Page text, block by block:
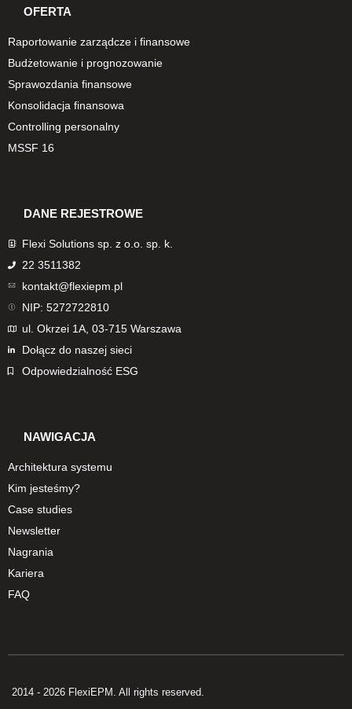
OFERTA
Raportowanie zarządcze i finansowe
Budżetowanie i prognozowanie
Sprawozdania finansowe
Konsolidacja finansowa
Controlling personalny
MSSF 16
DANE REJESTROWE
Flexi Solutions sp. z o.o. sp. k.
22 3511382
kontakt@flexiepm.pl
NIP: 5272722810
ul. Okrzei 1A, 03-715 Warszawa
Dołącz do naszej sieci
Odpowiedzialność ESG
NAWIGACJA
Architektura systemu
Kim jesteśmy?
Case studies
Newsletter
Nagrania
Kariera
FAQ
2014 - 2026 FlexiEPM. All rights reserved.